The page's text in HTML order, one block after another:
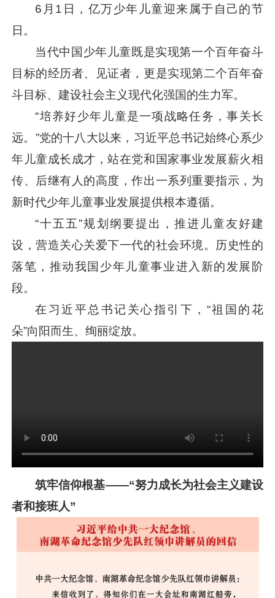
6月1日，亿万少年儿童迎来属于自己的节
日。
当代中国少年儿童既是实现第一个百年奋斗
目标的经历者、见证者，更是实现第二个百年奋
斗目标、建设社会主义现代化强国的生力军。
“培养好少年儿童是一项战略任务，事关长
远。”党的十八大以来， 习近平总书记始终心系少
年儿童成长成才，站在党和国家事业发展薪火相
传、后继有人的高度，作出一系列重要指示，为
新时代少年儿童事业发展提供根本遵循。
“十五五”规划纲要提出，推进儿童友好建
设，营造关心关爱下一代的社会环境。历史性的
落笔，推动我国少年儿童事业进入新的发展阶
段。
在 习近平总书记关心指引下，“祖国的花
朵”向阳而生、绚丽绽放。
筑牢信仰根基——“努力成长为社会主义建设
者和接班人”